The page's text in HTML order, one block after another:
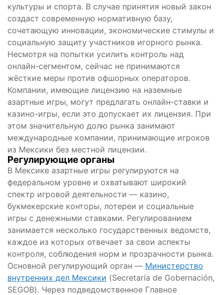
культуры и спорта. В случае принятия новый закон
создаст современную нормативную базу,
сочетающую инновации, экономические стимулы и
социальную защиту участников игорного рынка.
Несмотря на попытки усилить контроль над
онлайн-сегментом, сейчас не принимаются
жёсткие меры против офшорных операторов.
Компании, имеющие лицензию на наземные
азартные игры, могут предлагать онлайн-ставки и
казино-игры, если это допускает их лицензия. При
этом значительную долю рынка занимают
международные компании, принимающие игроков
из Мексики без местной лицензии.
Регулирующие органы
В Мексике азартные игры регулируются на
федеральном уровне и охватывают широкий
спектр игровой деятельности — казино,
букмекерские конторы, лотереи и социальные
игры с денежными ставками. Регулированием
занимается несколько государственных ведомств,
каждое из которых отвечает за свои аспекты
контроля, соблюдения норм и прозрачности рынка.
Основной регулирующий орган — Министерство
внутренних дел Мексики (Secretaría de Gobernación,
SEGOB). Через подведомственное Главное